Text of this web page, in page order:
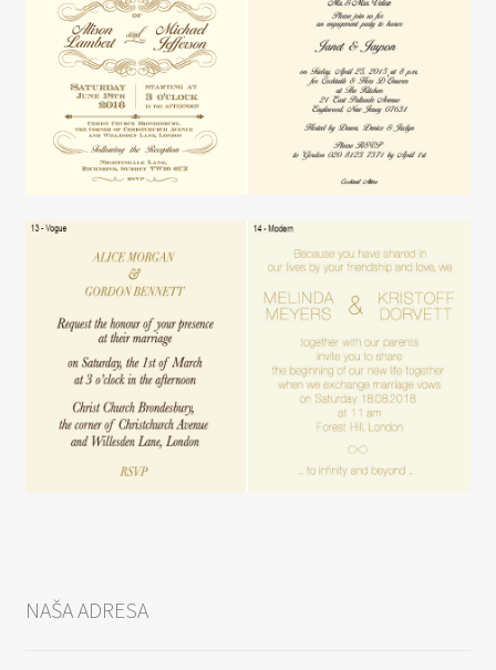
NAŠA ADRESA